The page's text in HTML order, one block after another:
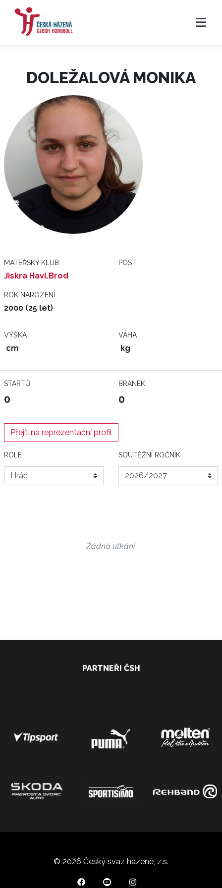
DOLEŽALOVÁ MONIKA
MATEŘSKÝ KLUB
Jiskra Havl.Brod
POST
ROK NAROZENÍ
2000 (25 let)
VÝŠKA
cm
VÁHA
kg
STARTŮ
0
BRANEK
0
Přejít na reprezentační profil
ROLE SOUTĚŽNÍ ROČNÍK
Žádná utkání.
PARTNEŘI ČSH
© 2026 Český svaz házené, z.s.